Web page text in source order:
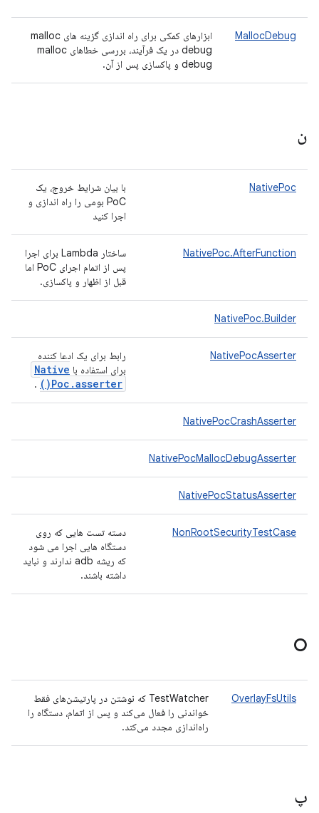
MallocDebug
ابزارهای کمکی برای راه اندازی گزینه های malloc
debug در یک فرآیند، بررسی خطاهای malloc
debug و پاکسازی پس از آن.
ن
NativePoc
با بیان شرایط خروج، یک
PoC بومی را راه اندازی و
اجرا کنید
NativePoc.AfterFunction
ساختار Lambda برای اجرا
پس از اتمام اجرای PoC اما
قبل از اظهار و پاکسازی.
NativePoc.Builder
NativePocAsserter
رابط برای یک ادعا کننده
برای استفاده با Native
Poc .asserter(
)
.
NativePocCrashAsserter
NativePocMallocDebugAsserter
NativePocStatusAsserter
NonRootSecurityTestCase
دسته تست هایی که روی
دستگاه هایی اجرا می شود
که ریشه adb ندارند و نباید
داشته باشند.
O
OverlayFsUtils
TestWatcher که نوشتن در پارتیشن‌های فقط
خواندنی را فعال می‌کند و پس از اتمام، دستگاه را
راه‌اندازی مجدد می‌کند.
پ